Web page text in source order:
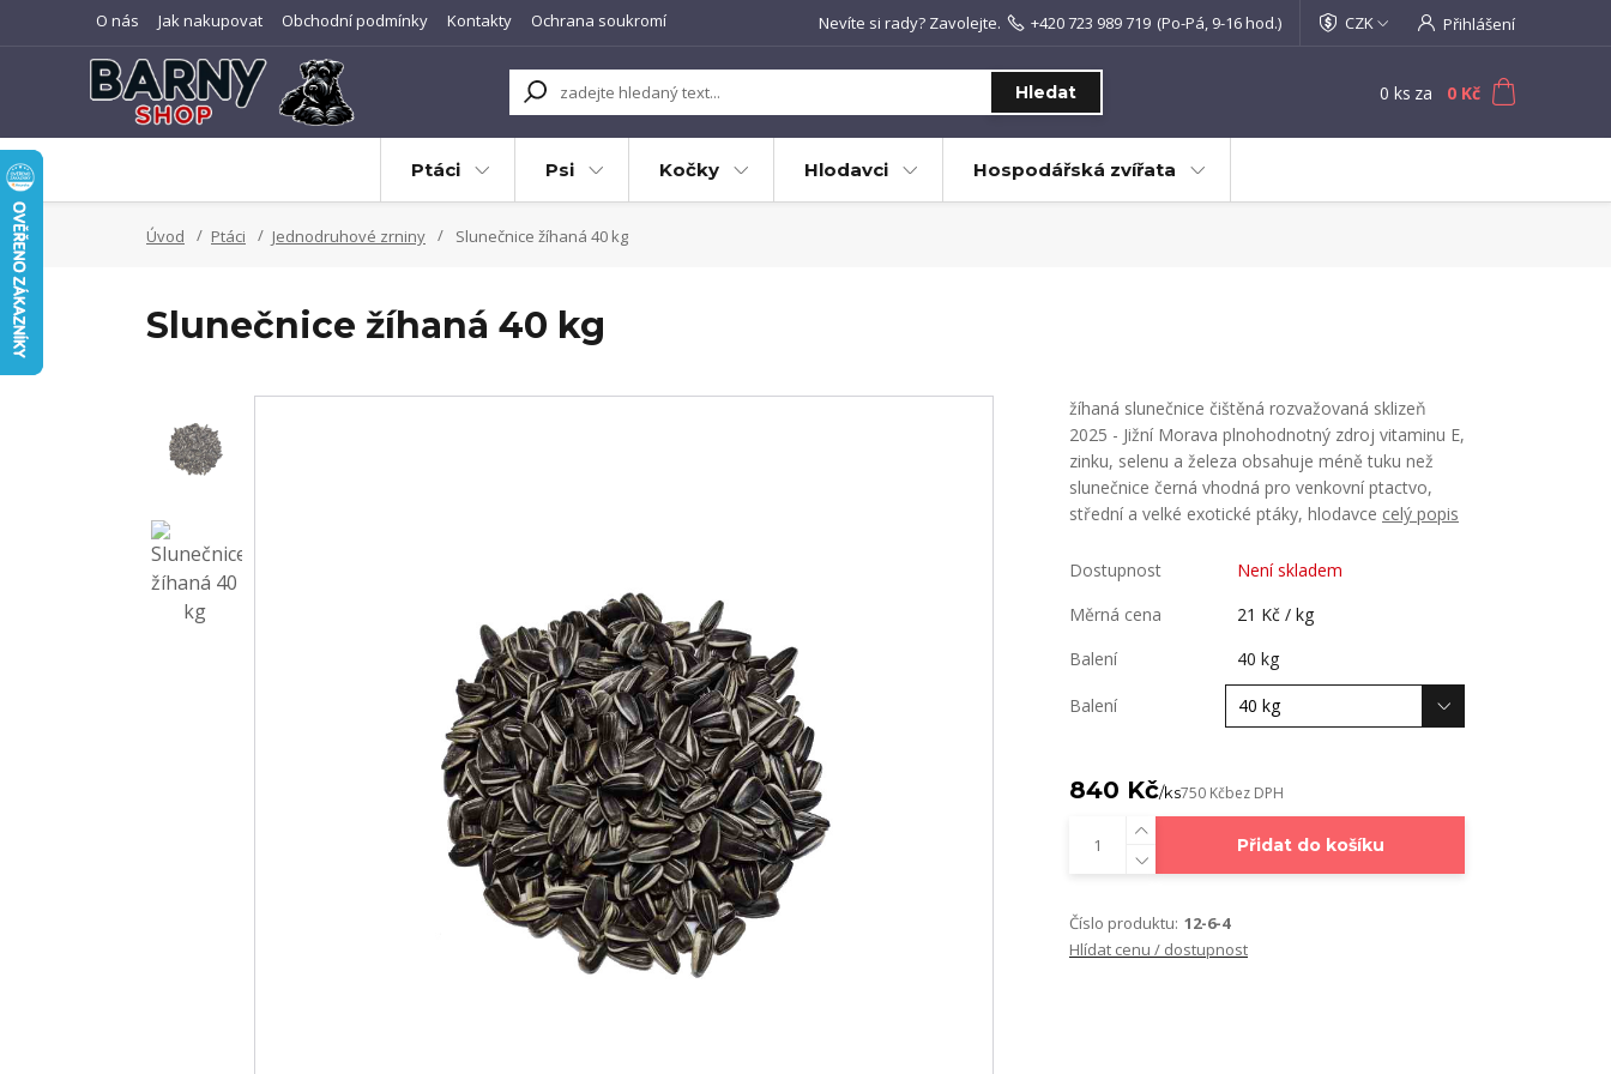
O nás Jak nakupovat Obchodní podmínky Kontakty Ochrana soukromí CZK Přihlášení
Hledat
Nevíte si rady? Zavolejte. +420 723 989 719 (Po-Pá, 9-16 hod.)
0 ks za 0 Kč
Ptáci Psi Kočky Hlodavci Hospodářská zvířata
Úvod Ptáci Jednodruhové zrniny Slunečnice žíhaná 40 kg
Slunečnice žíhaná 40 kg
žíhaná slunečnice čištěná rozvažovaná sklizeň
2025 - Jižní Morava plnohodnotný zdroj vitaminu E,
zinku, selenu a železa obsahuje méně tuku než
slunečnice černá vhodná pro venkovní ptactvo,
střední a velké exotické ptáky, hlodavce celý popis
Dostupnost
Není skladem
Měrná cena
21 Kč / kg
Balení
40 kg
Balení
840 Kč/ks750 Kčbez DPH
Přidat do košíku
Číslo produktu: 12-6-4
Hlídat cenu / dostupnost